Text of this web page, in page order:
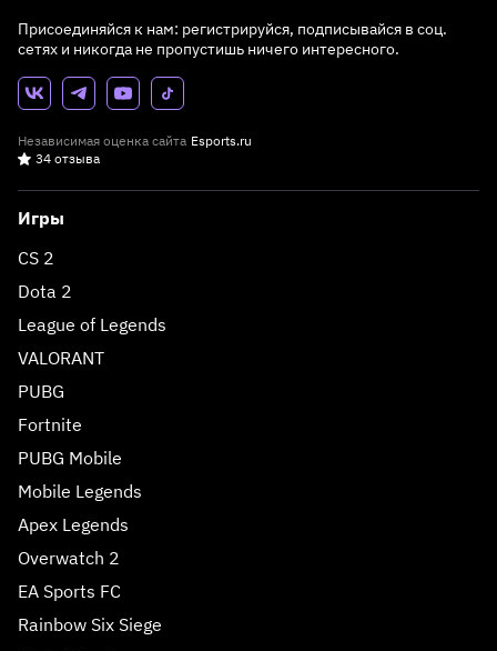
Присоединяйся к нам: регистрируйся, подписывайся в соц.
сетях и никогда не пропустишь ничего интересного.
Независимая оценка сайта Esports.ru
34 отзыва
Игры
CS 2
Dota 2
League of Legends
VALORANT
PUBG
Fortnite
PUBG Mobile
Mobile Legends
Apex Legends
Overwatch 2
EA Sports FC
Rainbow Six Siege